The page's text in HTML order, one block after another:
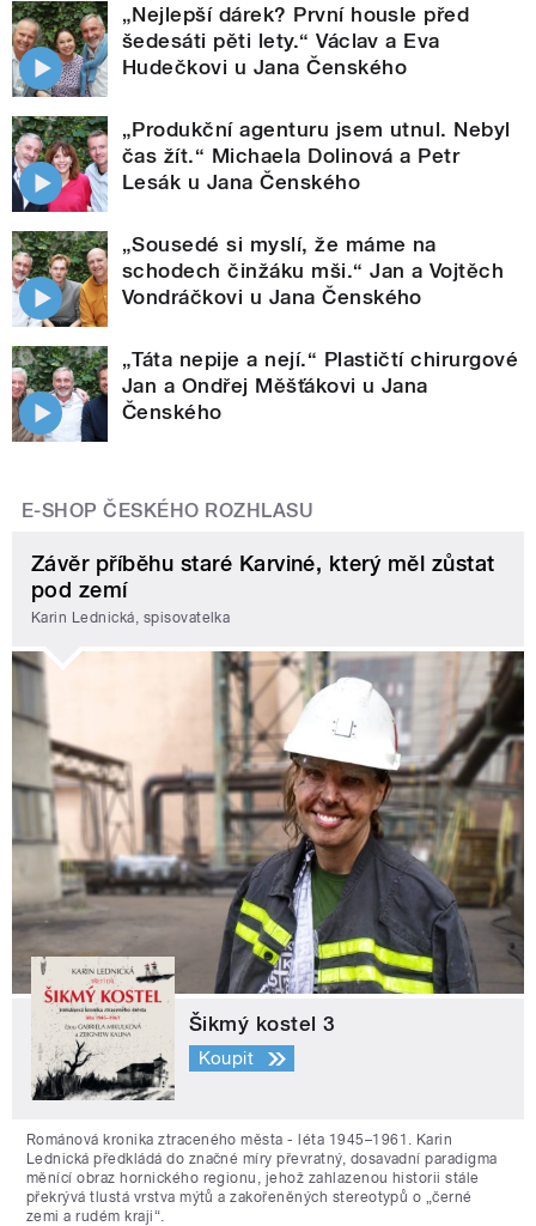
„Nejlepší dárek? První housle před
šedesáti pěti lety.“ Václav a Eva
Hudečkovi u Jana Čenského
„Produkční agenturu jsem utnul. Nebyl
čas žít.“ Michaela Dolinová a Petr
Lesák u Jana Čenského
„Sousedé si myslí, že máme na
schodech činžáku mši.“ Jan a Vojtěch
Vondráčkovi u Jana Čenského
„Táta nepije a nejí.“ Plastičtí chirurgové
Jan a Ondřej Měšťákovi u Jana
Čenského
E-SHOP ČESKÉHO ROZHLASU
Závěr příběhu staré Karviné, který měl zůstat
pod zemí
Karin Lednická, spisovatelka
Šikmý kostel 3
Koupit
Románová kronika ztraceného města - léta 1945–1961. Karin
Lednická předkládá do značné míry převratný, dosavadní paradigma
měnící obraz hornického regionu, jehož zahlazenou historii stále
překrývá tlustá vrstva mýtů a zakořeněných stereotypů o „černé
zemi a rudém kraji“.